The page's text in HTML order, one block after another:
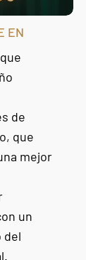
EN
de
que
mejor
un
del